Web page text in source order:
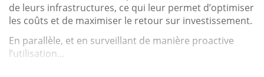
de leurs infrastructures, ce qui leur permet d’optimiser
les coûts et de maximiser le retour sur investissement.
En parallèle, et en surveillant de manière proactive
l’utilisation...